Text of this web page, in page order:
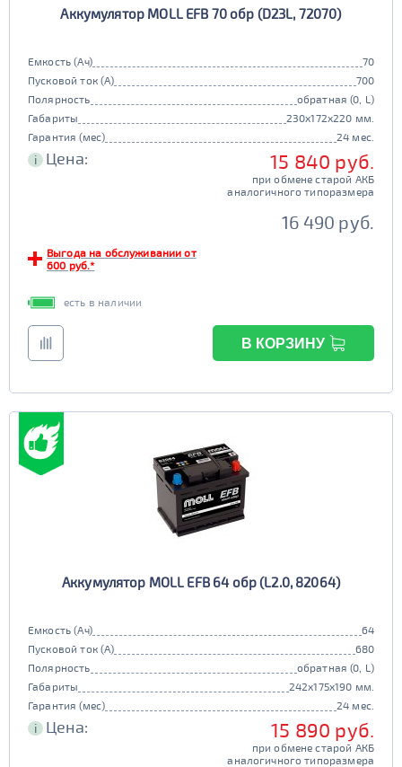
80d23
85d23
JIS D26 Маркировка
80D26
85D26
90D26
95D26
JIS D31 Маркировка
105d31
125d31
95d31
JIS B20 JIS D33
TRUCK 6V Маркировка
TRUCK B
6st190
6st225
341 - 500
501 - 700
196 - 300
Гибридный
Старт-стоп
да
Аккумулятор MOLL EFB 70 обр (D23L, 72070)
Емкость (Ач)
70
Пусковой ток (А)
700
Полярность
обратная (0, L)
Габариты
230x172x220 мм.
Гарантия (мес)
24 мес.
i Цена: 15 840 руб.
при обмене старой АКБ
аналогичного типоразмера
16 490 руб.
Выгода на обслуживании от
600 руб.*
есть в наличии
В КОРЗИНУ
Аккумулятор MOLL EFB 64 обр (L2.0, 82064)
Емкость (Ач)
64
Пусковой ток (А)
680
Полярность
обратная (0, L)
Габариты
242x175x190 мм.
Гарантия (мес)
24 мес.
i Цена: 15 890 руб.
при обмене старой АКБ
аналогичного типоразмера